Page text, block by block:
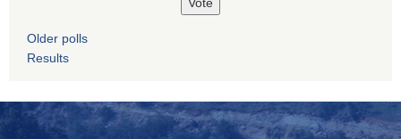
Older polls
Results